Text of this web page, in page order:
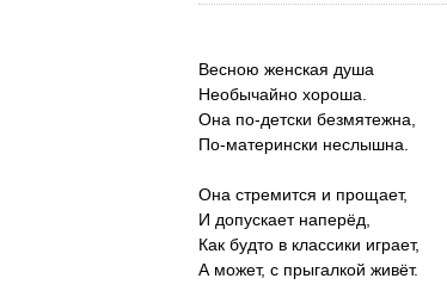
Весною женская душа
Необычайно хороша.
Она по-детски безмятежна,
По-матерински неслышна.
Она стремится и прощает,
И допускает наперёд,
Как будто в классики играет,
А может, с прыгалкой живёт.